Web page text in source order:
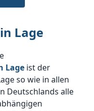
Lage
Lage ist der
so wie in allen
Deutschlands alle